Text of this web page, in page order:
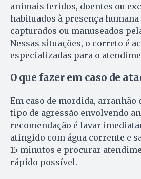
animais feridos, doentes ou
habituados à presença humana
capturados ou manuseados
Nessas situações, o correto é
especializadas para o
O que fazer em caso de
Em caso de mordida, arranhão
tipo de agressão envolvendo
recomendação é lavar
atingido com água corrente e
15 minutos e procurar
rápido possível.